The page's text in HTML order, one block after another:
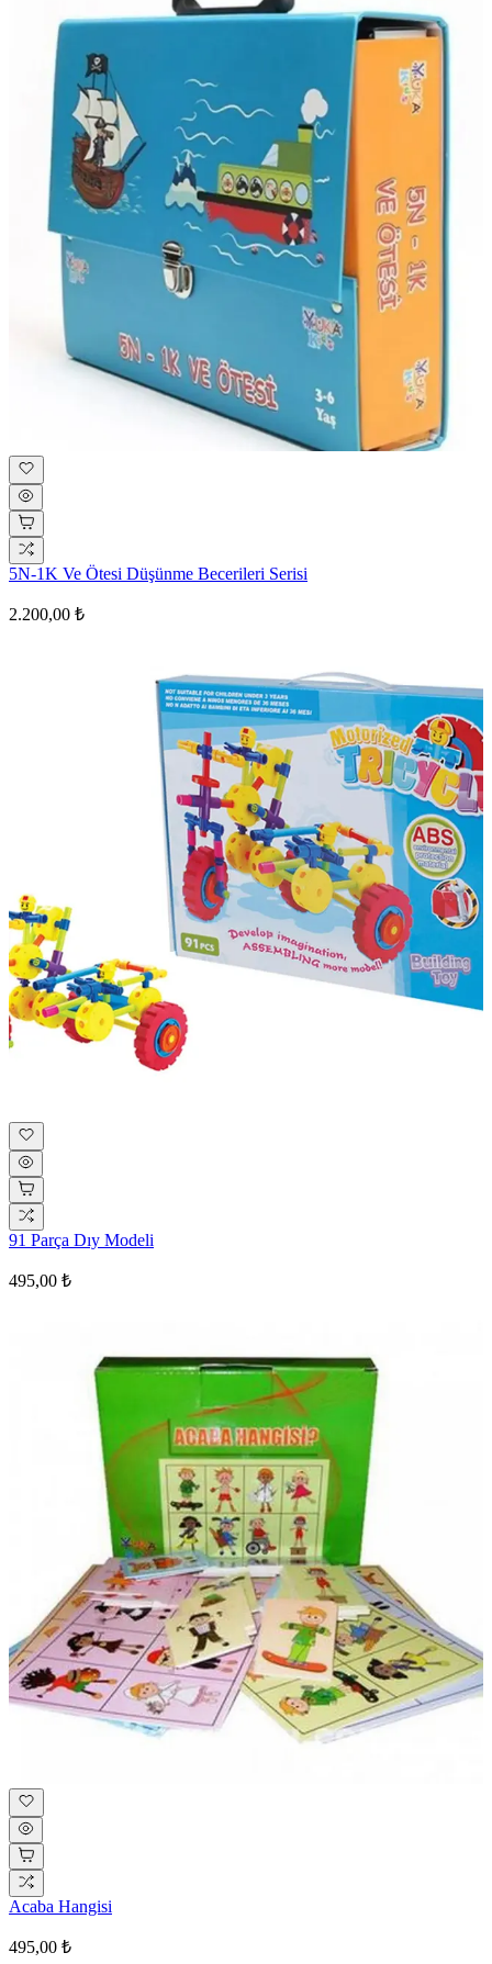
5N-1K Ve Ötesi Düşünme Becerileri Serisi
2.200,00 ₺
91 Parça Dıy Modeli
495,00 ₺
Acaba Hangisi
495,00 ₺